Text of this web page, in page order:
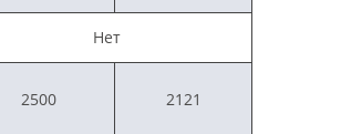
Нет
2500 2121